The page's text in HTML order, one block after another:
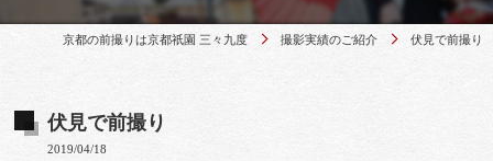
京都の前撮りは京都祇園 三々九度 撮影実績のご紹介 伏見で前撮り
伏見で前撮り
2019/04/18